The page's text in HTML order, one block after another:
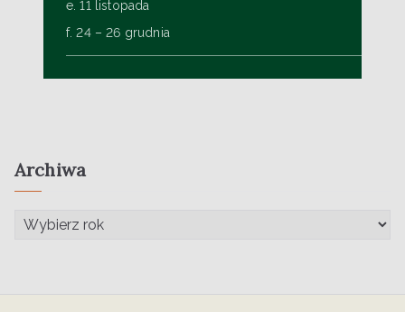
e. 11 listopada
f. 24 – 26 grudnia
Archiwa